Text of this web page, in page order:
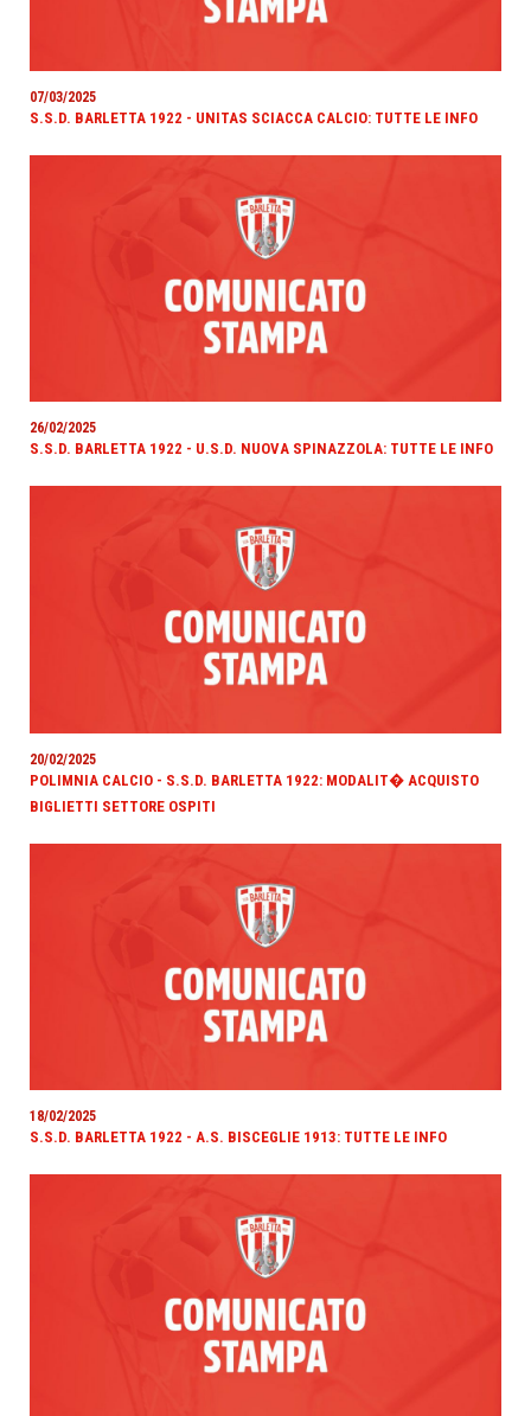
07/03/2025
S.S.D. BARLETTA 1922 - UNITAS SCIACCA CALCIO: TUTTE LE INFO
26/02/2025
S.S.D. BARLETTA 1922 - U.S.D. NUOVA SPINAZZOLA: TUTTE LE INFO
20/02/2025
POLIMNIA CALCIO - S.S.D. BARLETTA 1922: MODALIT� ACQUISTO
BIGLIETTI SETTORE OSPITI
18/02/2025
S.S.D. BARLETTA 1922 - A.S. BISCEGLIE 1913: TUTTE LE INFO